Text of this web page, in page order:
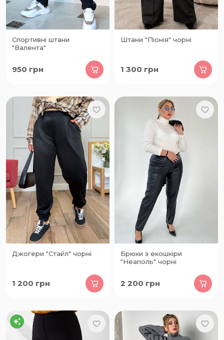
Спортивні штани
"Валента"
950 грн
Штани "Піонія" чорні
1 300 грн
Джогери "Стайл" чорні
1 200 грн
Брюки з екошкіри
"Неаполь" чорні
2 200 грн